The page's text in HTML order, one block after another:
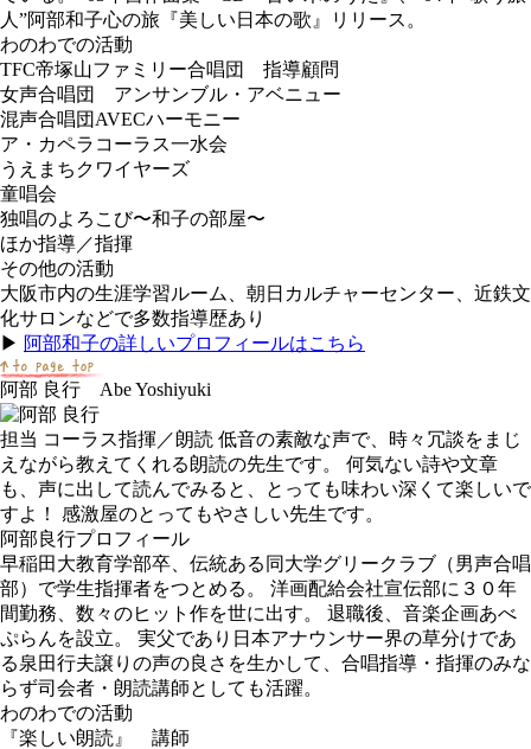
人”阿部和子心の旅『美しい日本の歌』リリース。
わのわでの活動
TFC帝塚山ファミリー合唱団 指導顧問
女声合唱団 アンサンブル・アベニュー
混声合唱団AVECハーモニー
ア・カペラコーラス一水会
うえまちクワイヤーズ
童唱会
独唱のよろこび〜和子の部屋〜
ほか指導／指揮
その他の活動
大阪市内の生涯学習ルーム、朝日カルチャーセンター、近鉄文
化サロンなどで多数指導歴あり
▶ 阿部和子の詳しいプロフィールはこちら
阿部 良行 Abe Yoshiyuki
担当 コーラス指揮／朗読 低音の素敵な声で、時々冗談をまじ
えながら教えてくれる朗読の先生です。 何気ない詩や文章
も、声に出して読んでみると、とっても味わい深くて楽しいで
すよ！ 感激屋のとってもやさしい先生です。
阿部良行プロフィール
早稲田大教育学部卒、伝統ある同大学グリークラブ（男声合唱
部）で学生指揮者をつとめる。 洋画配給会社宣伝部に３０年
間勤務、数々のヒット作を世に出す。 退職後、音楽企画あべ
ぷらんを設立。 実父であり日本アナウンサー界の草分けであ
る泉田行夫譲りの声の良さを生かして、合唱指導・指揮のみな
らず司会者・朗読講師としても活躍。
わのわでの活動
『楽しい朗読』 講師